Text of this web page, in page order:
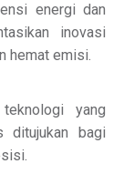
energi dan
inovasi
hemat emisi.
yang
ditujukan bagi